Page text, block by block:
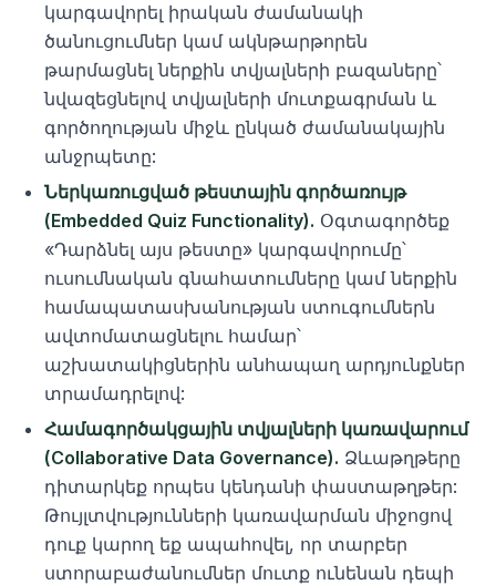
կարգավորել իրական ժամանակի
ծանուցումներ կամ ակնթարթորեն
թարմացնել ներքին տվյալների բազաները՝
նվազեցնելով տվյալների մուտքագրման և
գործողության միջև ընկած ժամանակային
անջրպետը:
Ներկառուցված թեստային գործառույթ
(Embedded Quiz Functionality). Օգտագործեք
«Դարձնել այս թեստը» կարգավորումը՝
ուսումնական գնահատումները կամ ներքին
համապատասխանության ստուգումներն
ավտոմատացնելու համար՝
աշխատակիցներին անհապաղ արդյունքներ
տրամադրելով:
Համագործակցային տվյալների կառավարում
(Collaborative Data Governance). Ձևաթղթերը
դիտարկեք որպես կենդանի փաստաթղթեր:
Թույլտվությունների կառավարման միջոցով
դուք կարող եք ապահովել, որ տարբեր
ստորաբաժանումներ մուտք ունենան դեպի